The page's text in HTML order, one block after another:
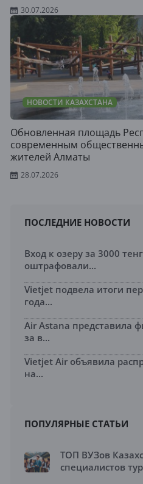
30.07.2026
НОВОСТИ КАЗАХСТАНА
Обновленная площадь
современным
жителей Алматы
28.07.2026
ПОСЛЕДНИЕ НОВОСТИ
Вход к озеру за 3000
оштрафовали...
Vietjet подвела итоги
года...
Air Astana представила
за в...
Vietjet Air объявила
на...
ПОПУЛЯРНЫЕ СТАТЬИ
ТОП ВУЗов
специалистов